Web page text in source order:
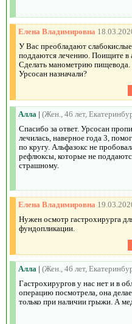
Елена Владимировна
У Вас преобладают
поддаются лечению. Поищите в
Сделать манометрию пищевода.
Урсосан назначали?
Алла | (Жен., 46 лет,
Спасибо за ответ. Урсосан
лечилась, наверное года 3,
по кругу. Альфазокс не
рефлюксы, которые не
страшному.
Елена Владимировна
Нужен осмотр гастрохирурга
фундопликации.
Алла | (Жен., 46 лет,
Гастрохирургов у нас нет и в
операцию посмотрела, она
только при наличии грыжи. А